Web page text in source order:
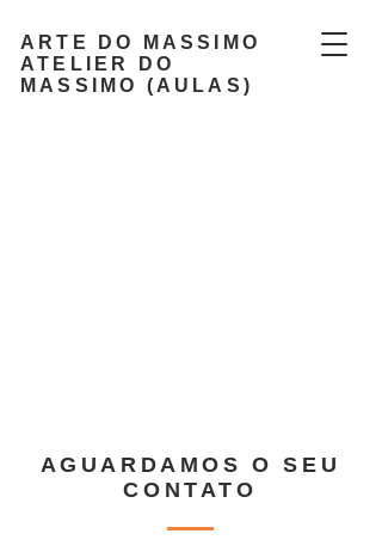
ARTE DO MASSIMO
ATELIER DO
MASSIMO (AULAS)
AGUARDAMOS O SEU
CONTATO